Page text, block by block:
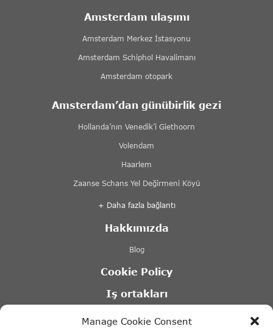
Manage Cookie Consent
Amsterdam ulaşımı
Amsterdam Merkez İstasyonu
Amsterdam Schiphol Havalimanı
Amsterdam otopark
Amsterdam’dan günübirlik gezi
Hollanda’nın Venedik’i Giethoorn
Volendam
Haarlem
Zaanse Schans Yel Değirmeni Köyü
+ Daha fazla bağlantı
Hakkımızda
Blog
Cookie Policy
Iş ortakları
Lovers Kanal Turları Amsterdam